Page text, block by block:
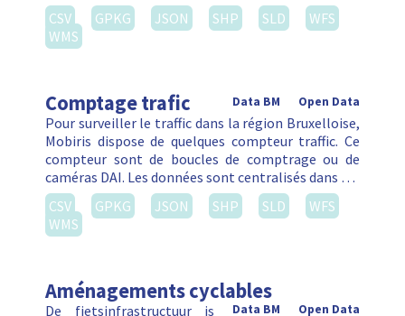
CSV
GPKG JSON SHP SLD
WFS
WMS
Comptage trafic Open Data
Data BM
Pour surveiller le traffic dans la région Bruxelloise,
Mobiris dispose de quelques compteur traffic. Ce
compteur sont de boucles de comptrage ou de
caméras DAI. Les données sont centralisés dans …
CSV
GPKG JSON SHP SLD
WFS
WMS
Aménagements cyclables
Open Data
Data BM
De fietsinfrastructuur is